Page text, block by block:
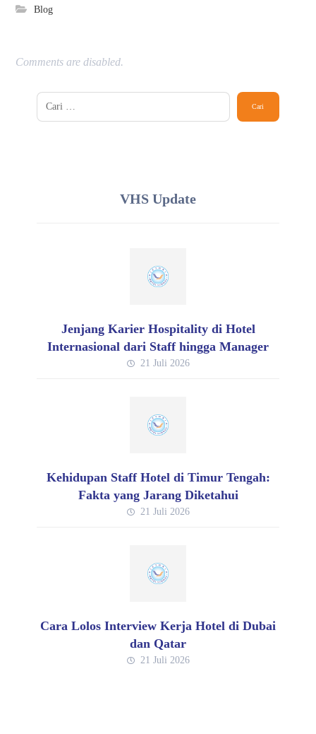
Blog
Comments are disabled.
VHS Update
Jenjang Karier Hospitality di Hotel
Internasional dari Staff hingga Manager
21 Juli 2026
Kehidupan Staff Hotel di Timur Tengah:
Fakta yang Jarang Diketahui
21 Juli 2026
Cara Lolos Interview Kerja Hotel di Dubai
dan Qatar
21 Juli 2026